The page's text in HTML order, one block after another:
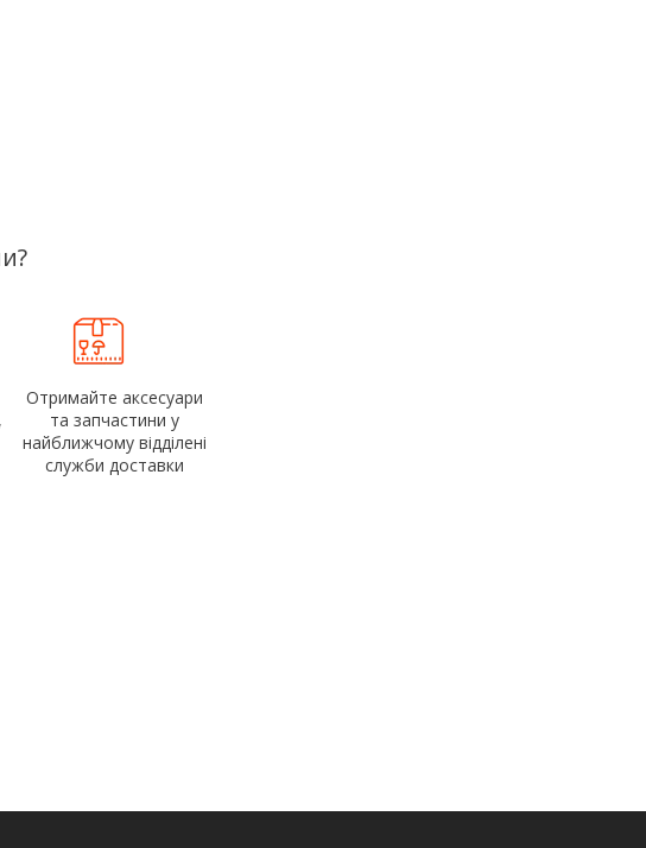
Отримайте аксесуари
та запчастини у
найближчому відділені
служби доставки